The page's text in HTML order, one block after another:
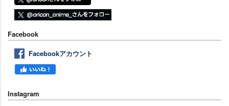
Facebook
Facebookアカウント
Instagram